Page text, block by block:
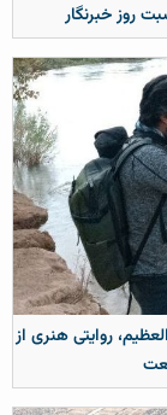
خبرنگار
روایتی هنری از